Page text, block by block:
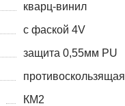
кварц-винил
с фаской 4V
защита 0,55мм PU
противоскользящая
КМ2